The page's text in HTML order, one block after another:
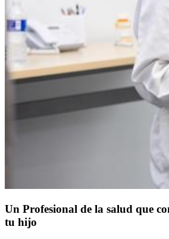
Un Profesional de la salud que
tu hijo